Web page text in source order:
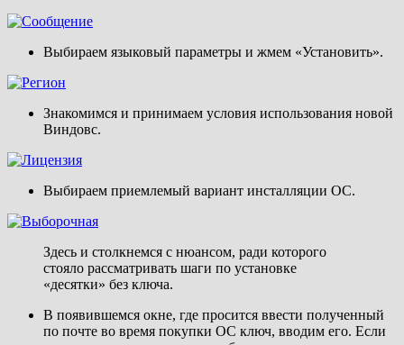
Выбираем языковый параметры и жмем «Установить».
Знакомимся и принимаем условия использования новой
Виндовс.
Выбираем приемлемый вариант инсталляции ОС.
Здесь и столкнемся с нюансом, ради которого
стояло рассматривать шаги по установке
«десятки» без ключа.
В появившемся окне, где просится ввести полученный
по почте во время покупки ОС ключ, вводим его. Если